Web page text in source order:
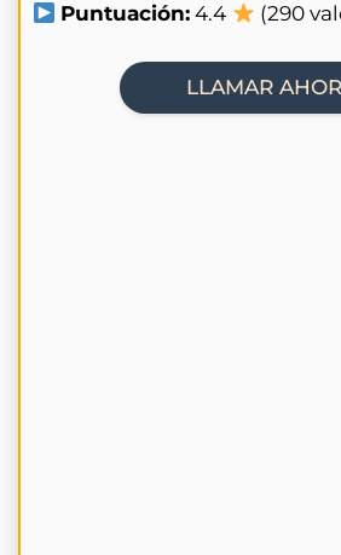
Puntuación: 4.4 (290
LLAMAR